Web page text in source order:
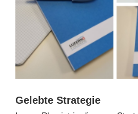
Gelebte Strategie